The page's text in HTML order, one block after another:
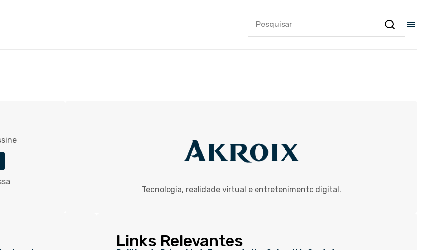
Tecnologia, realidade virtual e entretenimento digital.
Links Relevantes